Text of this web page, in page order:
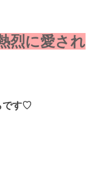
烈に愛され
です♡